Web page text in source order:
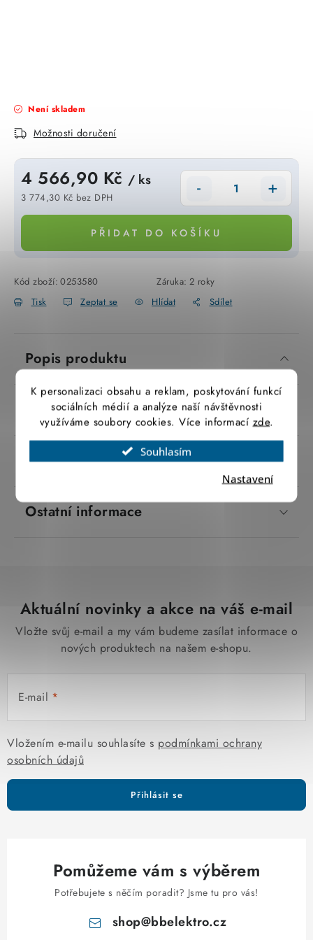
K personalizaci obsahu a reklam, poskytování funkcí
sociálních médií a analýze naší návštěvnosti
využíváme soubory cookies. Více informacízde.
Souhlasím
Nastavení
FOTOVOLTAIKA
CHYTRÁ DOMÁCNOST
SVÍTIDLA domovní
LED osvětlení
NÁŘADÍ
VÝPRODEJ
Položky bez zařazené kategorie dle výrobců
OSVĚTLENÍ
Není skladem
Možnosti doručení
4 566,90 Kč / ks
3 774,30 Kč bez DPH
Měrná cena:
PŘIDAT DO KOŠÍKU
Kód zboží: 0253580 Záruka: 2 roky
Tisk
Zeptat se Hlídat Sdílet
Popis produktu
Parametry produktu
Značka Energy Systems
Ostatní informace
Aktuální novinky a akce na váš e-mail
Vložte svůj e-mail a my vám budeme zasílat informace o
nových produktech na našem e-shopu.
E-mail
Vložením e-mailu souhlasíte s podmínkami ochrany
osobních údajů
Přihlásit se
Pomůžeme vám s výběrem
Potřebujete s něčím poradit? Jsme tu pro vás!
shop@bbelektro.cz